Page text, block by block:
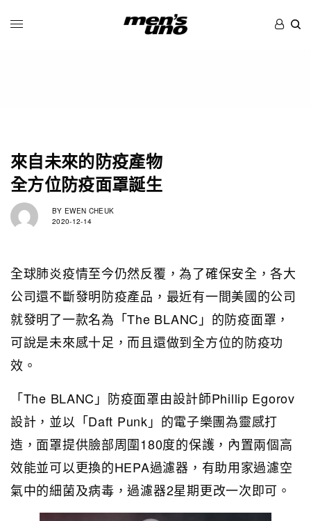
來自未來的防疫產物
全方位防疫面罩誕生
BY EWEN CHEUK
2020-12-14
全球肺炎疫情至今仍然反覆，為了確保安全，各大
公司還不斷發明防疫產品，最近有一間美國的公司
就發明了一款名為「The BLANC」的防疫面罩，
可說是未來感十足，而且還做到全方位的防疫功
效。
「The BLANC」防疫面罩由設計師Phillip Egorov
設計，並以「Daft Punk」的電子樂團為靈感打
造，面罩提供臉部周圍180度的保護，內置兩個高
效能並可以更換的HEPA過濾器，有助用家過濾空
氣中的細菌及病毒，過濾器2星期更改一次即可。